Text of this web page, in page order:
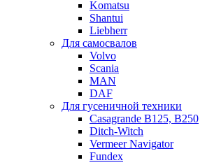
Komatsu
Shantui
Liebherr
Для самосвалов
Volvo
Scania
MAN
DAF
Для гусеничной техники
Casagrande B125, B250
Ditch-Witch
Vermeer Navigator
Fundex